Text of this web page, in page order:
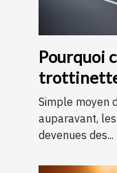
Pourquoi
Simple moyen
auparavant,
devenues des...